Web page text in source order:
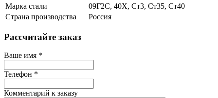
Марка стали
09Г2С, 40Х, Ст3, Ст35, Ст40
Страна производства
Россия
Рассчитайте заказ
Ваше имя *
Телефон *
Комментарий к заказу